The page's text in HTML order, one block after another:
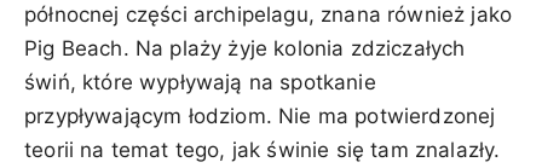
północnej części archipelagu, znana również jako
Pig Beach. Na plaży żyje kolonia zdziczałych
świń, które wypływają na spotkanie
przypływającym łodziom. Nie ma potwierdzonej
teorii na temat tego, jak świnie się tam znalazły.